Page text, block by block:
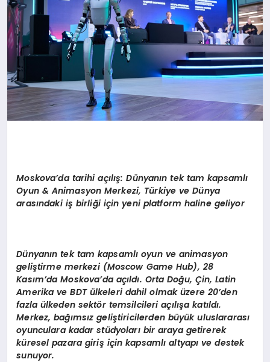
Moskova’da tarihi açılış: Dünyanın tek tam kapsamlı
Oyun & Animasyon Merkezi, Türkiye ve Dünya
arasındaki iş birliği için yeni platform haline geliyor
Dünyanın tek tam kapsamlı oyun ve animasyon
geliştirme merkezi (Moscow Game Hub), 28
Kasım’da Moskova’da açıldı. Orta Doğu, Çin, Latin
Amerika ve BDT ülkeleri dahil olmak üzere 20’den
fazla ülkeden sektör temsilcileri açılışa katıldı.
Merkez, bağımsız geliştiricilerden büyük uluslararası
oyunculara kadar stüdyoları bir araya getirerek
küresel pazara giriş için kapsamlı altyapı ve destek
sunuyor.